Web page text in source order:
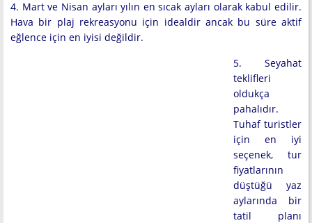
4. Mart ve Nisan ayları yılın en sıcak ayları olarak kabul edilir.
Hava bir plaj rekreasyonu için idealdir ancak bu süre aktif
eğlence için en iyisi değildir.
5. Seyahat
teklifleri
oldukça
pahalıdır.
Tuhaf turistler
için en iyi
seçenek, tur
fiyatlarının
düştüğü yaz
aylarında bir
tatil planı